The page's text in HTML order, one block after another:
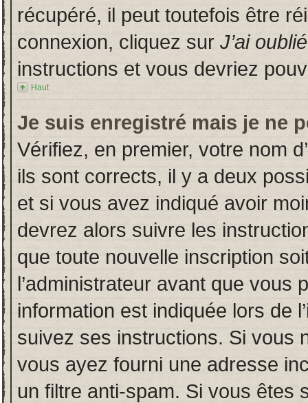
récupéré, il peut toutefois être
connexion, cliquez sur J’ai
instructions et vous devriez
Haut
Je suis enregistré mais je ne
Vérifiez, en premier, votre nom
ils sont corrects, il y a deux
et si vous avez indiqué avoir
devrez alors suivre les
que toute nouvelle inscription
l’administrateur avant que vous
information est indiquée lors de
suivez ses instructions. Si vous
vous ayez fourni une adresse
un filtre anti-spam. Si vous êtes